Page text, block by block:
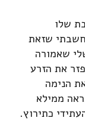
שלו
חשבתי שזאת
שאמורה
את הזרע
הנימה
ממילא
כתירוץ.